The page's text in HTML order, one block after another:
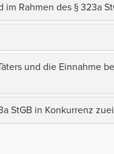
Rahmen des § 323a
und die Einnahme
StGB in Konkurrenz